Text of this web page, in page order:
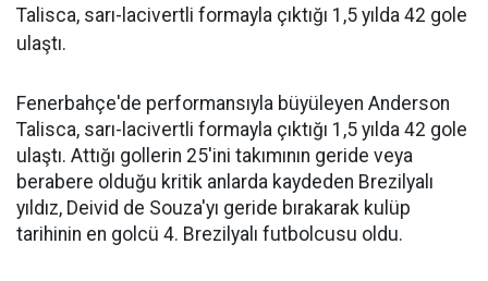
Talisca, sarı-lacivertli formayla çıktığı 1,5 yılda 42 gole
ulaştı.
Fenerbahçe'de performansıyla büyüleyen Anderson
Talisca, sarı-lacivertli formayla çıktığı 1,5 yılda 42 gole
ulaştı. Attığı gollerin 25'ini takımının geride veya
berabere olduğu kritik anlarda kaydeden Brezilyalı
yıldız, Deivid de Souza'yı geride bırakarak kulüp
tarihinin en golcü 4. Brezilyalı futbolcusu oldu.